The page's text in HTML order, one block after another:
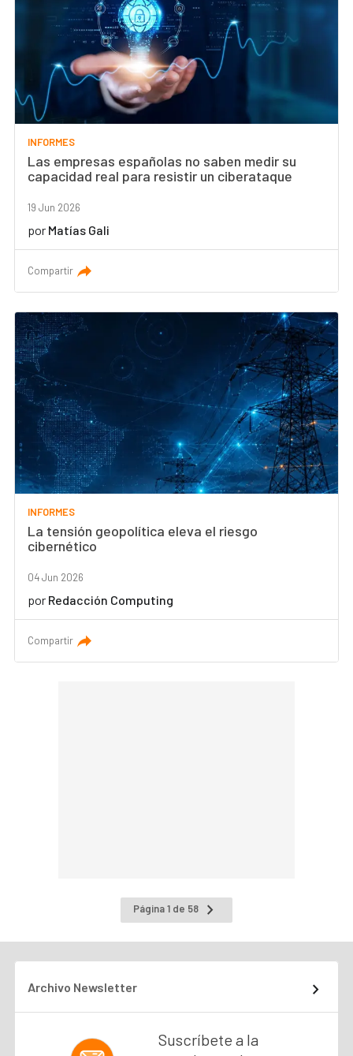
INFORMES
Las empresas españolas no saben medir su
capacidad real para resistir un ciberataque
19 Jun 2026
por Matías Gali
Compartir
INFORMES
La tensión geopolítica eleva el riesgo
cibernético
04 Jun 2026
por Redacción Computing
Compartir
Página 1 de 58
a
Archivo Newsletter
Suscríbete a la